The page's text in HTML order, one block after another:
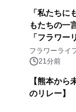
「私たちに
もたちの一
「フラワー
フラワーライ
21分前
【熊本から
のリレー】